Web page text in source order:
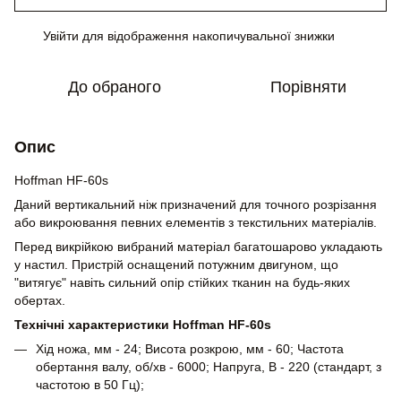
Увійти для відображення накопичувальної знижки
До обраного Порівняти
Опис
Hoffman HF-60s
Даний вертикальний ніж призначений для точного розрізання
або викроювання певних елементів з текстильних матеріалів.
Перед викрійкою вибраний матеріал багатошарово укладають
у настил. Пристрій оснащений потужним двигуном, що
"витягує" навіть сильний опір стійких тканин на будь-яких
обертах.
Технічні характеристики Hoffman HF-60s
Хід ножа, мм - 24; Висота розкрою, мм - 60; Частота
обертання валу, об/хв - 6000; Напруга, В - 220 (стандарт, з
частотою в 50 Гц);